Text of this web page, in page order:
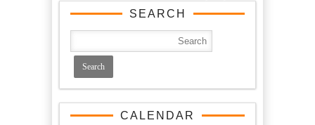
SEARCH
CALENDAR